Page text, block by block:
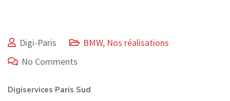
Digi-Paris BMW, Nos réalisations
No Comments
Digiservices Paris Sud